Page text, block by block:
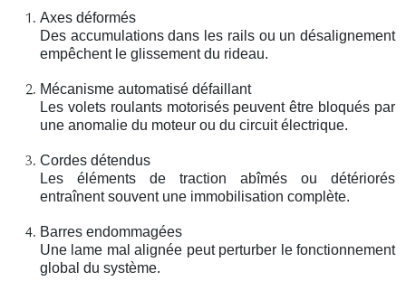
Axes déformés
Des accumulations dans les rails ou un désalignement
empêchent le glissement du rideau.
Mécanisme automatisé défaillant
Les volets roulants motorisés peuvent être bloqués par
une anomalie du moteur ou du circuit électrique.
Cordes détendus
Les éléments de traction abîmés ou détériorés
entraînent souvent une immobilisation complète.
Barres endommagées
Une lame mal alignée peut perturber le fonctionnement
global du système.